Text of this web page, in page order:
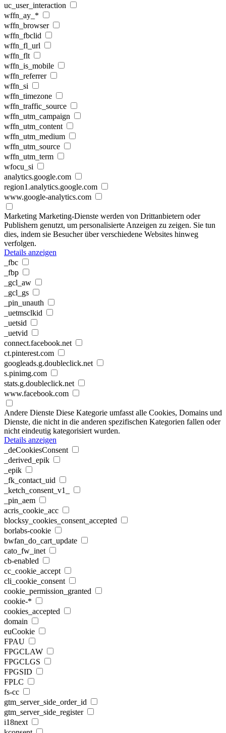
uc_user_interaction
wffn_ay_*
wffn_browser
wffn_fbclid
wffn_fl_url
wffn_flt
wffn_is_mobile
wffn_referrer
wffn_si
wffn_timezone
wffn_traffic_source
wffn_utm_campaign
wffn_utm_content
wffn_utm_medium
wffn_utm_source
wffn_utm_term
wfocu_si
analytics.google.com
region1.analytics.google.com
www.google-analytics.com
Marketing Marketing-Dienste werden von Drittanbietern oder
Publishern genutzt, um personalisierte Anzeigen zu zeigen. Sie tun
dies, indem sie Besucher über verschiedene Websites hinweg
verfolgen.
Details anzeigen
_fbc
_fbp
_gcl_aw
_gcl_gs
_pin_unauth
_uetmsclkid
_uetsid
_uetvid
connect.facebook.net
ct.pinterest.com
googleads.g.doubleclick.net
s.pinimg.com
stats.g.doubleclick.net
www.facebook.com
Andere Dienste Diese Kategorie umfasst alle Cookies, Domains und
Dienste, die nicht in die anderen spezifischen Kategorien fallen oder
nicht eindeutig kategorisiert wurden.
Details anzeigen
_deCookiesConsent
_derived_epik
_epik
_fk_contact_uid
_ketch_consent_v1_
_pin_aem
acris_cookie_acc
blocksy_cookies_consent_accepted
borlabs-cookie
bwfan_do_cart_update
cato_fw_inet
cb-enabled
cc_cookie_accept
cli_cookie_consent
cookie_permission_granted
cookie-*
cookies_accepted
domain
euCookie
FPAU
FPGCLAW
FPGCLGS
FPGSID
FPLC
fs-cc
gtm_server_side_order_id
gtm_server_side_register
i18next